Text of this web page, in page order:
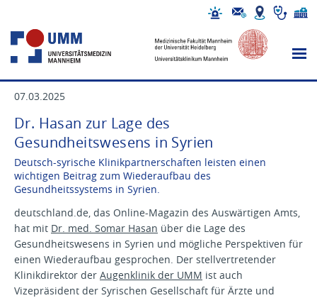
07.03.2025
Dr. Hasan zur Lage des
Gesundheitswesens in Syrien
Deutsch-syrische Klinikpartnerschaften leisten einen
wichtigen Beitrag zum Wiederaufbau des
Gesundheitssystems in Syrien.
deutschland.de, das Online-Magazin des Auswärtigen Amts,
hat mit Dr. med. Somar Hasan über die Lage des
Gesundheitswesens in Syrien und mögliche Perspektiven für
einen Wiederaufbau gesprochen. Der stellvertretender
Klinikdirektor der Augenklinik der UMM ist auch
Vizepräsident der Syrischen Gesellschaft für Ärzte und